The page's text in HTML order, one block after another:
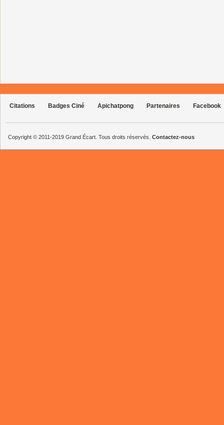
Citations Badges Ciné Apichatpong Partenaires Facebook
Copyright © 2011-2019 Grand Écart. Tous droits réservés. Contactez-nous